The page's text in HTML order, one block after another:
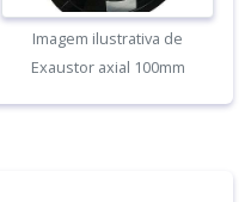
Imagem ilustrativa de
Exaustor axial 100mm